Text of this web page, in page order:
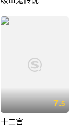
7.5
十二宫